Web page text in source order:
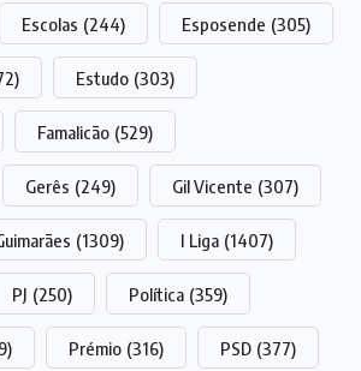
Escolas (244) Esposende (305)
Estudo (303)
Famalicão (529)
Gerês (249) Gil Vicente (307)
(1309) I Liga (1407)
PJ (250) Política (359)
Prémio (316) PSD (377)